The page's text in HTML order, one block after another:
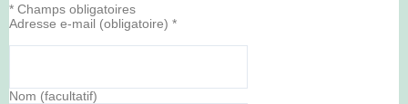
* Champs obligatoires
Adresse e-mail (obligatoire) *
Nom (facultatif)